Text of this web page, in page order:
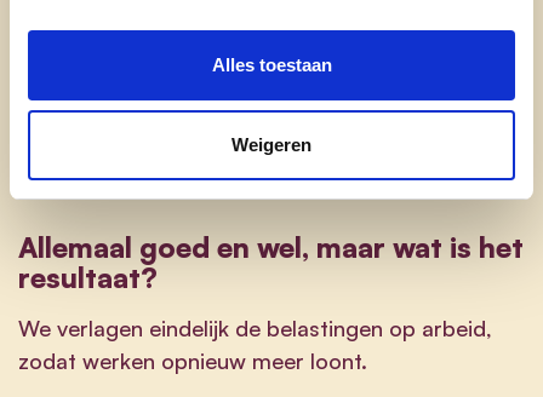
Alles toestaan
Weigeren
Toeslag voor alleenstaande ouders:Een
fiscaal voordeel voor ouders die zonder
partner hun kinderen opvoeden. Door de
hervorming is deze toeslag voortaan écht
Allemaal goed en wel, maar wat is het
resultaat?
We verlagen eindelijk de belastingen op arbeid,
zodat werken opnieuw meer loont.